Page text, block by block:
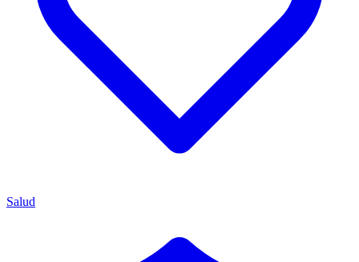
Salud